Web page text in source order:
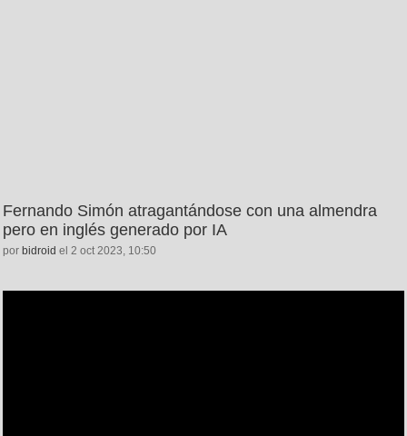
Fernando Simón atragantándose con una almendra
pero en inglés generado por IA
por bidroid el 2 oct 2023, 10:50